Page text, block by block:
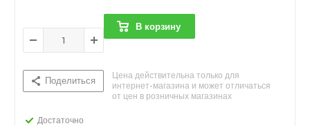
Достаточно
В корзину
Поделиться
Цена действительна только для
интернет-магазина и может отличаться
от цен в розничных магазинах